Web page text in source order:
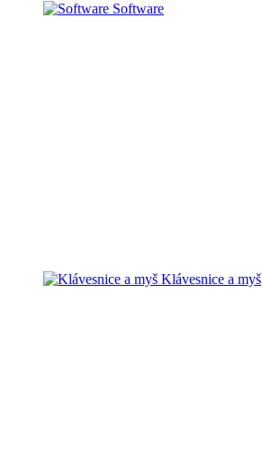
Software
Klávesnice a myš